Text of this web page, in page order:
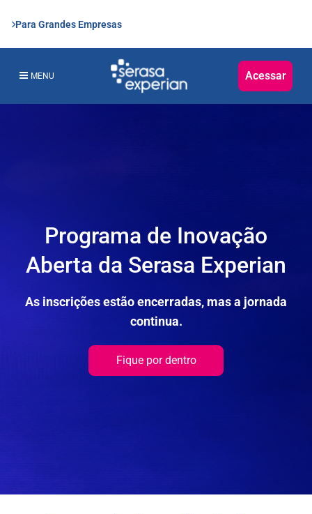
Para Grandes Empresas
MENU Acessar
Programa de Inovação
Aberta da Serasa Experian
As inscrições estão encerradas, mas a jornada
continua.
Fique por dentro